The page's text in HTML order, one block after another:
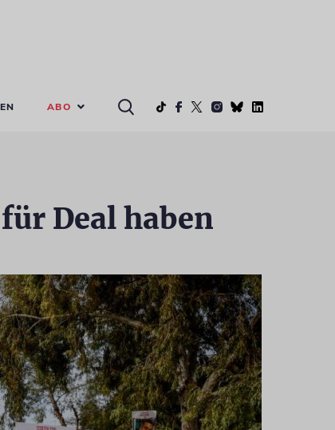
ABO
Deal haben